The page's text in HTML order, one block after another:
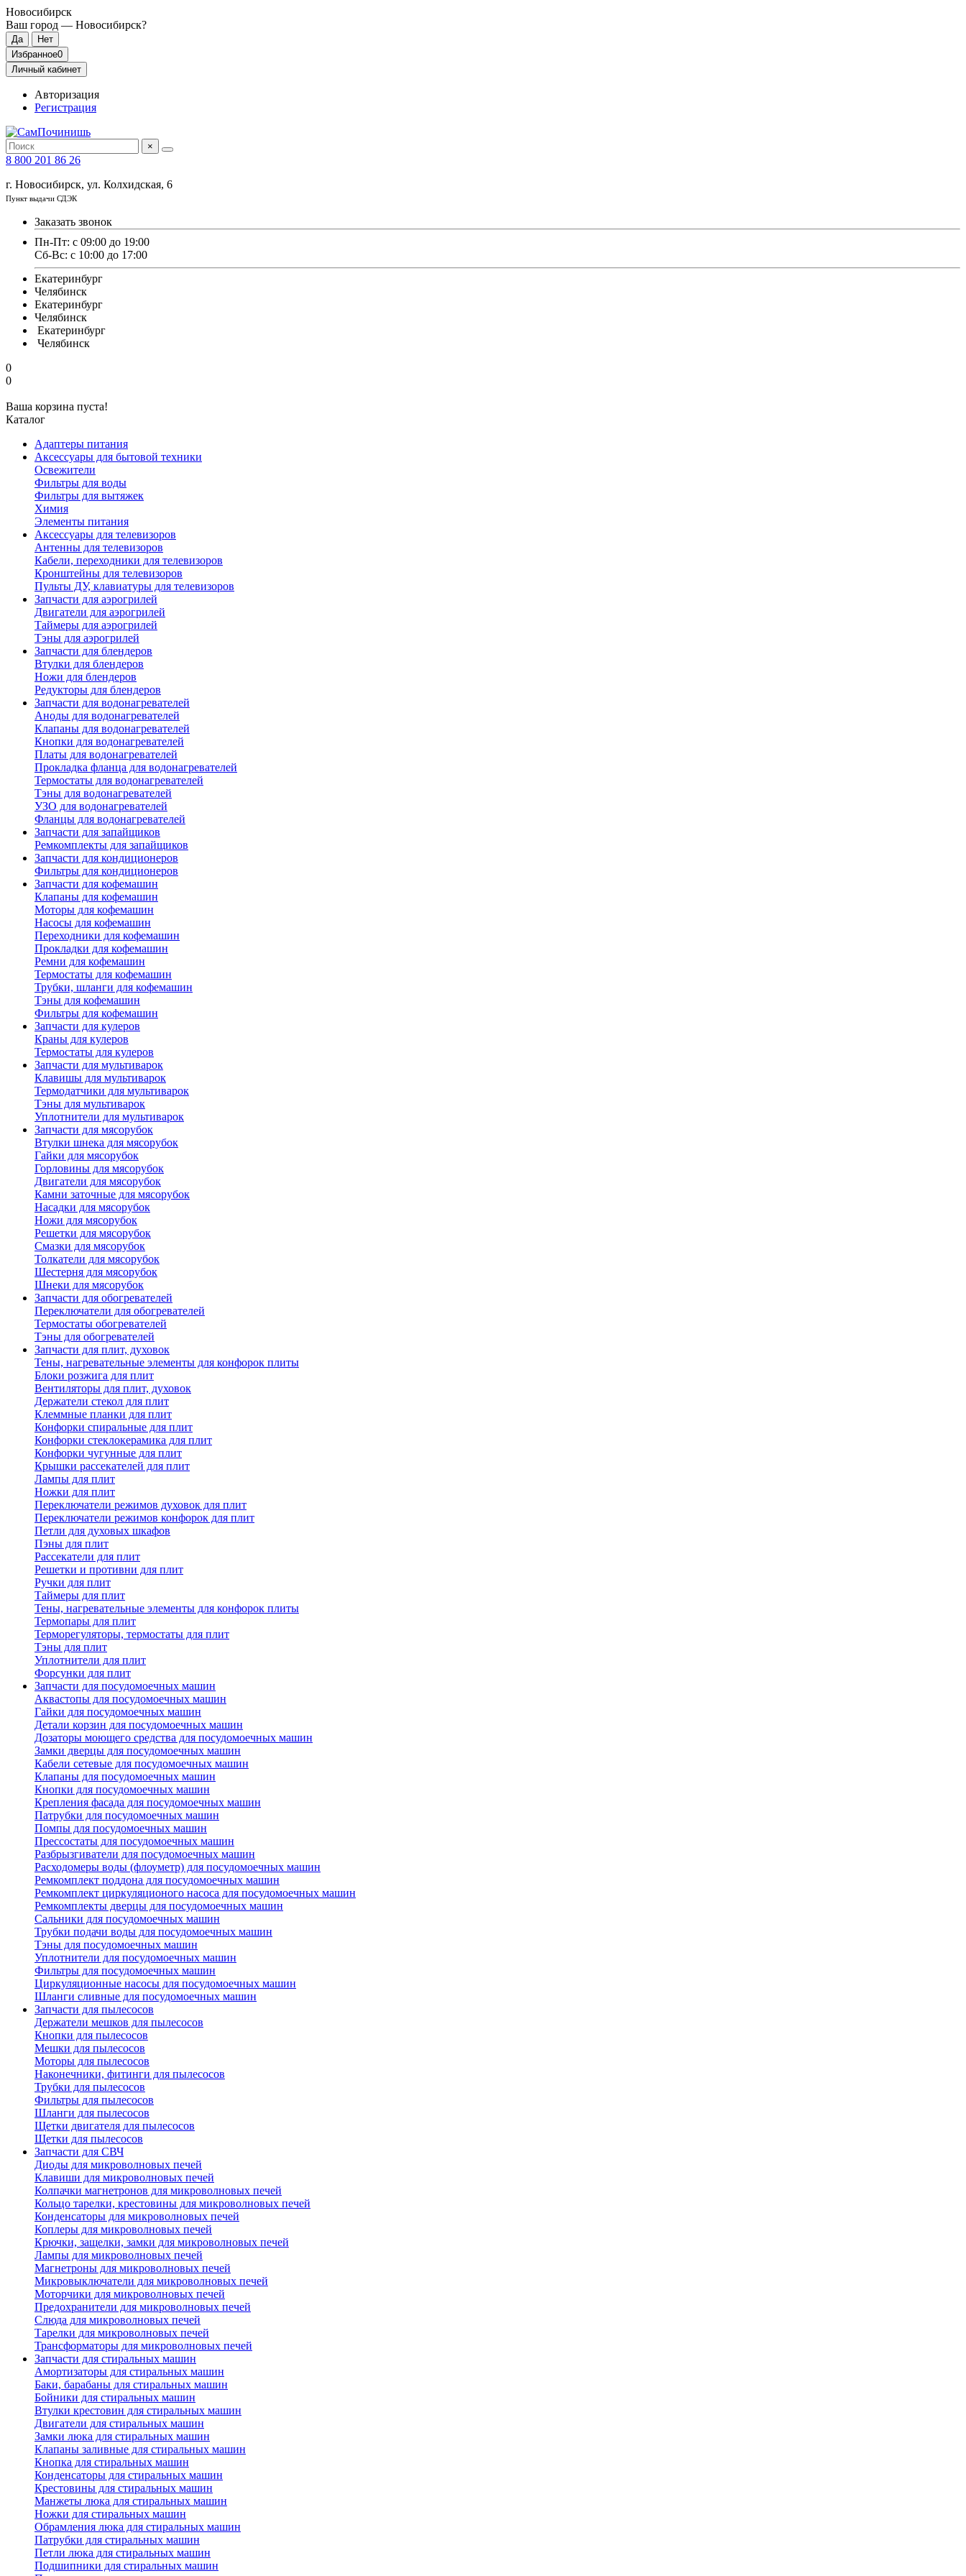
Новосибирск
Ваш город — Новосибирск?
Избранное0
Личный кабинет
Авторизация
Регистрация
×
8 800 201 86 26
г. Новосибирск, ул. Колхидская, 6
Пункт выдачи СДЭК
Заказать звонок
Пн-Пт: с 09:00 до 19:00
Сб-Вс: с 10:00 до 17:00
Екатеринбург
Челябинск
Екатеринбург
Челябинск
Екатеринбург
Челябинск
0
0
Ваша корзина пуста!
Каталог
Адаптеры питания
Аксессуары для бытовой техники
Освежители
Фильтры для воды
Фильтры для вытяжек
Химия
Элементы питания
Аксессуары для телевизоров
Антенны для телевизоров
Кабели, переходники для телевизоров
Кронштейны для телевизоров
Пульты ДУ, клавиатуры для телевизоров
Запчасти для аэрогрилей
Двигатели для аэрогрилей
Таймеры для аэрогрилей
Тэны для аэрогрилей
Запчасти для блендеров
Втулки для блендеров
Ножи для блендеров
Редукторы для блендеров
Запчасти для водонагревателей
Аноды для водонагревателей
Клапаны для водонагревателей
Кнопки для водонагревателей
Платы для водонагревателей
Прокладка фланца для водонагревателей
Термостаты для водонагревателей
Тэны для водонагревателей
УЗО для водонагревателей
Фланцы для водонагревателей
Запчасти для запайщиков
Ремкомплекты для запайщиков
Запчасти для кондиционеров
Фильтры для кондиционеров
Запчасти для кофемашин
Клапаны для кофемашин
Моторы для кофемашин
Насосы для кофемашин
Переходники для кофемашин
Прокладки для кофемашин
Ремни для кофемашин
Термостаты для кофемашин
Трубки, шланги для кофемашин
Тэны для кофемашин
Фильтры для кофемашин
Запчасти для кулеров
Краны для кулеров
Термостаты для кулеров
Запчасти для мультиварок
Клавишы для мультиварок
Термодатчики для мультиварок
Тэны для мультиварок
Уплотнители для мультиварок
Запчасти для мясорубок
Втулки шнека для мясорубок
Гайки для мясорубок
Горловины для мясорубок
Двигатели для мясорубок
Камни заточные для мясорубок
Насадки для мясорубок
Ножи для мясорубок
Решетки для мясорубок
Смазки для мясорубок
Толкатели для мясорубок
Шестерня для мясорубок
Шнеки для мясорубок
Запчасти для обогревателей
Переключатели для обогревателей
Термостаты обогревателей
Тэны для обогревателей
Запчасти для плит, духовок
Тены, нагревательные элементы для конфорок плиты
Блоки розжига для плит
Вентиляторы для плит, духовок
Держатели стекол для плит
Клеммные планки для плит
Конфорки спиральные для плит
Конфорки стеклокерамика для плит
Конфорки чугунные для плит
Крышки рассекателей для плит
Лампы для плит
Ножки для плит
Переключатели режимов духовок для плит
Переключатели режимов конфорок для плит
Петли для духовых шкафов
Пэны для плит
Рассекатели для плит
Решетки и противни для плит
Ручки для плит
Таймеры для плит
Тены, нагревательные элементы для конфорок плиты
Термопары для плит
Терморегуляторы, термостаты для плит
Тэны для плит
Уплотнители для плит
Форсунки для плит
Запчасти для посудомоечных машин
Аквастопы для посудомоечных машин
Гайки для посудомоечных машин
Детали корзин для посудомоечных машин
Дозаторы моющего средства для посудомоечных машин
Замки дверцы для посудомоечных машин
Кабели сетевые для посудомоечных машин
Клапаны для посудомоечных машин
Кнопки для посудомоечных машин
Крепления фасада для посудомоечных машин
Патрубки для посудомоечных машин
Помпы для посудомоечных машин
Прессостаты для посудомоечных машин
Разбрызгиватели для посудомоечных машин
Расходомеры воды (флоуметр) для посудомоечных машин
Ремкомплект поддона для посудомоечных машин
Ремкомплект циркуляционого насоса для посудомоечных машин
Ремкомплекты дверцы для посудомоечных машин
Сальники для посудомоечных машин
Трубки подачи воды для посудомоечных машин
Тэны для посудомоечных машин
Уплотнители для посудомоечных машин
Фильтры для посудомоечных машин
Циркуляционные насосы для посудомоечных машин
Шланги сливные для посудомоечных машин
Запчасти для пылесосов
Держатели мешков для пылесосов
Кнопки для пылесосов
Мешки для пылесосов
Моторы для пылесосов
Наконечники, фитинги для пылесосов
Трубки для пылесосов
Фильтры для пылесосов
Шланги для пылесосов
Щетки двигателя для пылесосов
Щетки для пылесосов
Запчасти для СВЧ
Диоды для микроволновых печей
Клавиши для микроволновых печей
Колпачки магнетронов для микроволновых печей
Кольцо тарелки, крестовины для микроволновых печей
Конденсаторы для микроволновых печей
Коплеры для микроволновых печей
Крючки, защелки, замки для микроволновых печей
Лампы для микроволновых печей
Магнетроны для микроволновых печей
Микровыключатели для микроволновых печей
Моторчики для микроволновых печей
Предохранители для микроволновых печей
Слюда для микроволновых печей
Тарелки для микроволновых печей
Трансформаторы для микроволновых печей
Запчасти для стиральных машин
Амортизаторы для стиральных машин
Баки, барабаны для стиральных машин
Бойники для стиральных машин
Втулки крестовин для стиральных машин
Двигатели для стиральных машин
Замки люка для стиральных машин
Клапаны заливные для стиральных машин
Кнопка для стиральных машин
Конденсаторы для стиральных машин
Крестовины для стиральных машин
Манжеты люка для стиральных машин
Ножки для стиральных машин
Обрамления люка для стиральных машин
Патрубки для стиральных машин
Петли люка для стиральных машин
Подшипники для стиральных машин